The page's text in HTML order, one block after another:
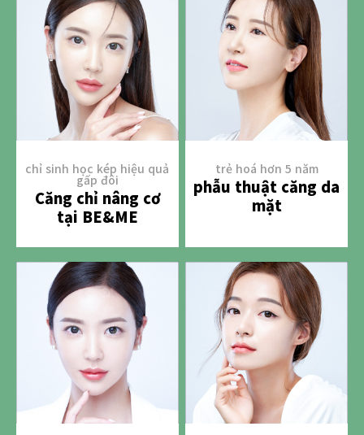
chỉ sinh học kép hiệu quả
gấp đôi
Căng chỉ nâng cơ
tại BE&ME
trẻ hoá hơn 5 năm
phẫu thuật căng da
mặt